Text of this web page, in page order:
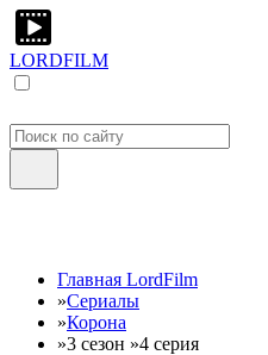
LORDFILM
Главная LordFilm
»Сериалы
»Корона
»3 сезон »4 серия